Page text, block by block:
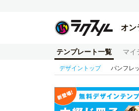
オン
テンプレート一覧 マイ
デザイントップ パンフレ